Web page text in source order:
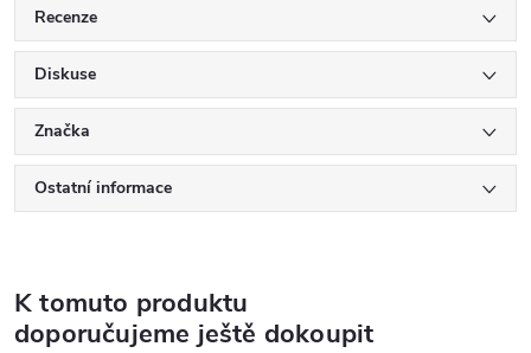
Recenze
Diskuse
Značka
Ostatní informace
K tomuto produktu
doporučujeme ještě dokoupit